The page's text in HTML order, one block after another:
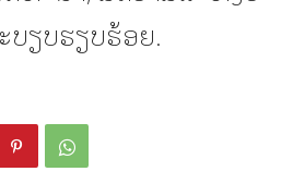
ບຽບຮຽບຮ້ອຍ.